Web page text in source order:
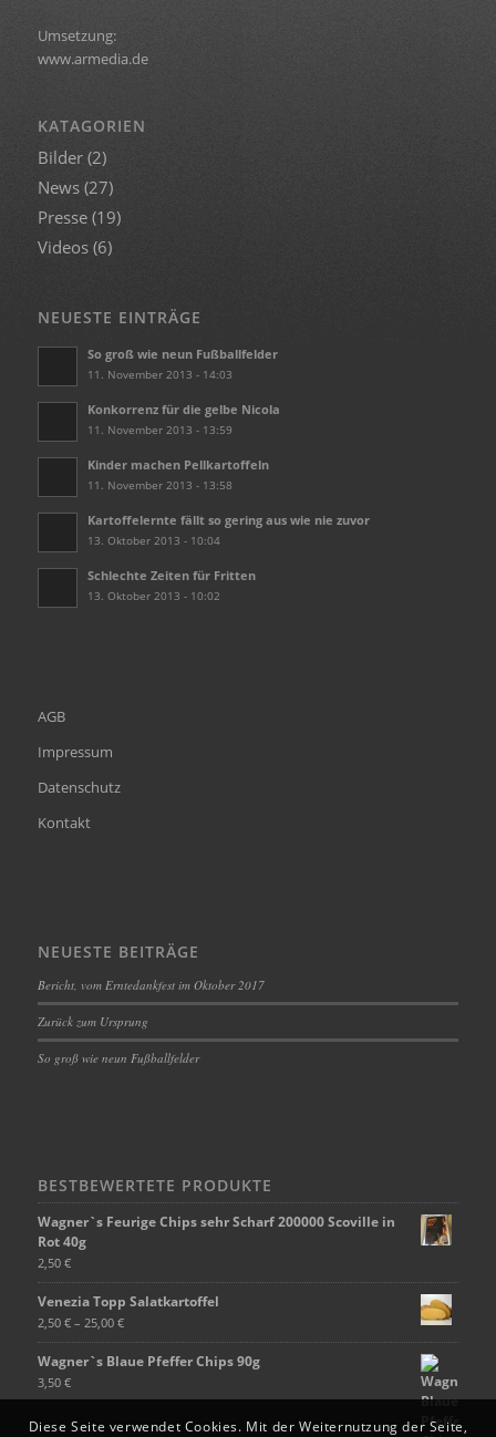
Umsetzung:
www.armedia.de
KATAGORIEN
Bilder(2)
News(27)
Presse(19)
Videos(6)
NEUESTE EINTRÄGE
So groß wie neun Fußballfelder
11. November 2013 - 14:03
Konkorrenz für die gelbe Nicola
11. November 2013 - 13:59
Kinder machen Pellkartoffeln
11. November 2013 - 13:58
Kartoffelernte fällt so gering aus wie nie zuvor
13. Oktober 2013 - 10:04
Schlechte Zeiten für Fritten
13. Oktober 2013 - 10:02
AGB
Impressum
Datenschutz
Kontakt
NEUESTE BEITRÄGE
Bericht, vom Erntedankfest im Oktober 2017
Zurück zum Ursprung
So groß wie neun Fußballfelder
BESTBEWERTETE PRODUKTE
Wagner`s Feurige Chips sehr Scharf 200000 Scoville in
Rot 40g
2,50 €
Venezia Topp Salatkartoffel
2,50 € – 25,00 €
Wagner`s Blaue Pfeffer Chips 90g
3,50 €
Diese Seite verwendet Cookies. Mit der Weiternutzung der Seite,